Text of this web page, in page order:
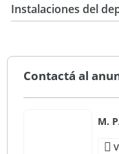
USD 220.000
76 m2
Instalaciones del
Contactá al
M.